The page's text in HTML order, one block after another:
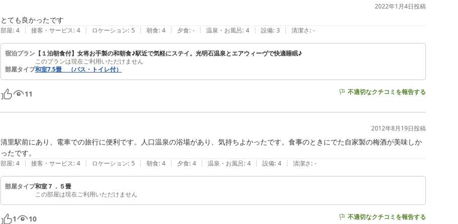
2022年1月4日投稿
とても良かったです
部屋: 4 | 接客・サービス: 4 | ロケーション: 5 | 朝食: 4 | 夕食: - | 温泉・お風呂: 4 | 設備: 3 | 清潔さ: -
宿泊プラン 【１泊朝食付】女将お手製の和朝食♪駅近で気軽にステイ。光明石温泉とエアウィーヴで快適睡眠♪
このプランは現在ご利用いただけません
部屋タイプ和室7.5畳 （バス・トイレ付）
11 不適切なクチコミを報告する
2012年8月19日投稿
清里駅前にあり、電車での旅行に便利です。人口温泉の浴場があり、気持ちよかったです。食事のときにでた自家製の梅酒が美味しか
ったです。
部屋: 4 | 接客・サービス: 4 | ロケーション: 5 | 朝食: 4 | 夕食: 4 | 温泉・お風呂: 4 | 設備: 4 | 清潔さ: -
部屋タイプ和室７．５畳
この部屋は現在ご利用いただけません
1 10 不適切なクチコミを報告する